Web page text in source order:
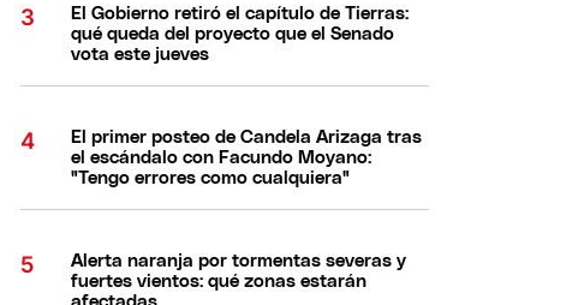
El Gobierno retiró el capítulo de Tierras:
qué queda del proyecto que el Senado
vota este jueves
El primer posteo de Candela Arizaga tras
el escándalo con Facundo Moyano:
"Tengo errores como cualquiera"
Alerta naranja por tormentas severas y
fuertes vientos: qué zonas estarán